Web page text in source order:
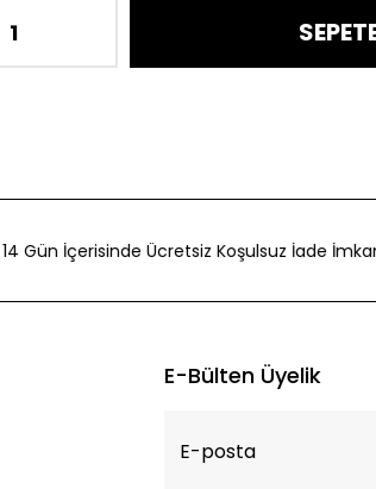
14 Gün İçerisinde Ücretsiz Koşulsuz İade İmkanı
E-Bülten Üyelik